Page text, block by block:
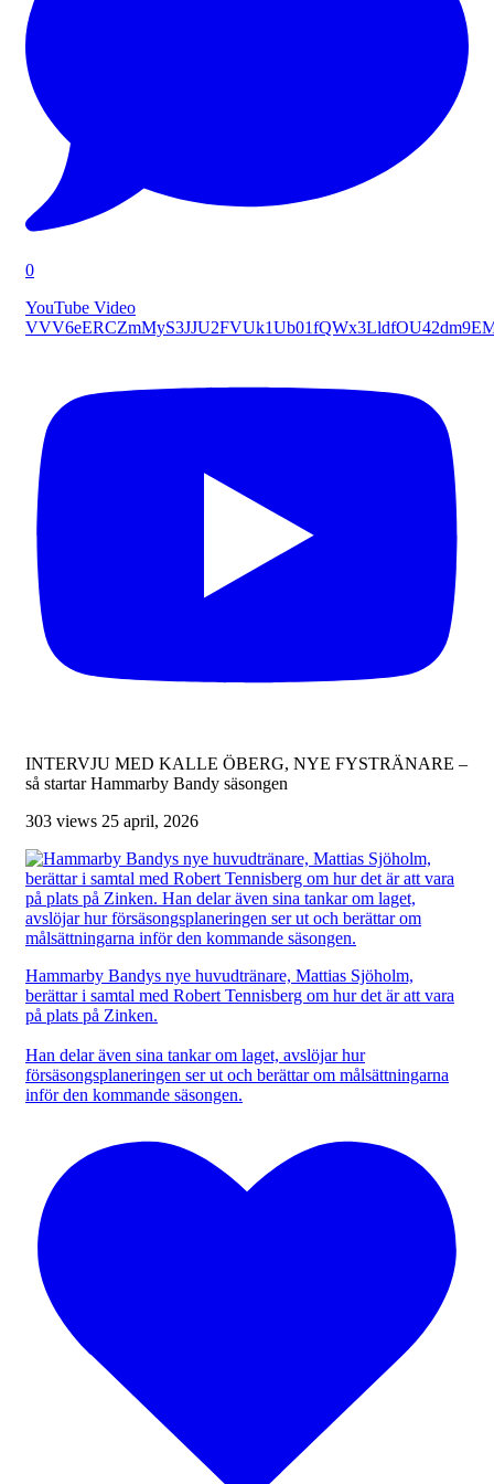
0
YouTube Video
INTERVJU MED KALLE ÖBERG, NYE FYSTRÄNARE –
så startar Hammarby Bandy säsongen
303 views 25 april, 2026
Hammarby Bandys nye huvudtränare, Mattias Sjöholm,
berättar i samtal med Robert Tennisberg om hur det är att vara
på plats på Zinken.
Han delar även sina tankar om laget, avslöjar hur
försäsongsplaneringen ser ut och berättar om målsättningarna
inför den kommande säsongen.